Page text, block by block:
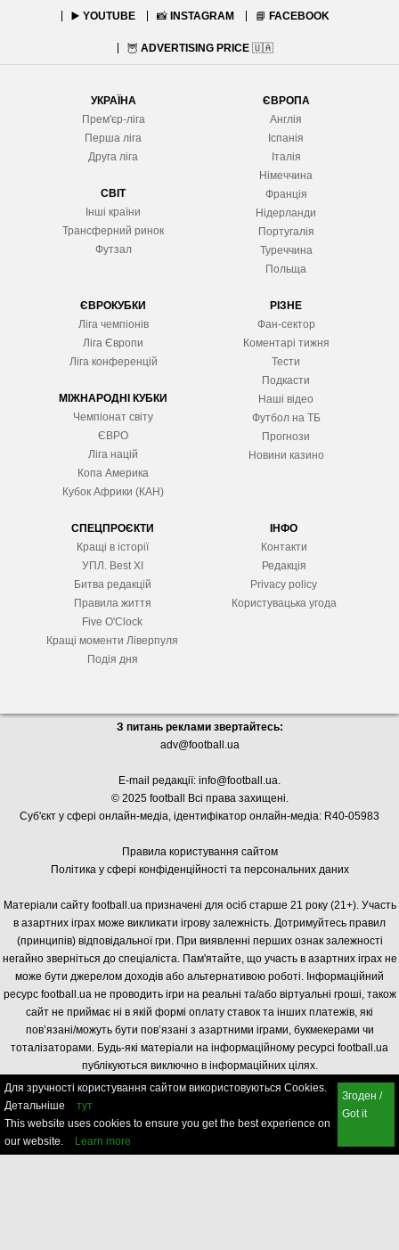
▶️ YOUTUBE 📸 INSTAGRAM 📘 FACEBOOK
🦉 ADVERTISING PRICE 🇺🇦
УКРАЇНА
Прем'єр-ліга
Перша ліга
Друга ліга
СВІТ
Інші країни
Трансферний ринок
Футзал
ЄВРОПА
Англія
Іспанія
Італія
Німеччина
Франція
Нідерланди
Португалія
Туреччина
Польща
ЄВРОКУБКИ
Ліга чемпіонів
Ліга Європи
Ліга конференцій
МІЖНАРОДНІ КУБКИ
Чемпіонат світу
ЄВРО
Ліга націй
Копа Америка
Кубок Африки (КАН)
РІЗНЕ
Фан-сектор
Коментарі тижня
Тести
Подкасти
Наші відео
Футбол на ТБ
Прогнози
Новини казино
СПЕЦПРОЄКТИ
Кращі в історії
УПЛ. Best XІ
Битва редакцій
Правила життя
Five O'Clock
Кращі моменти Ліверпуля
Подія дня
ІНФО
Контакти
Редакція
Privacy policy
Користувацька угода
З питань реклами звертайтесь:
adv@football.ua
E-mail редакції: info@football.ua.
© 2025 football Всі права захищені.
Суб'єкт у сфері онлайн-медіа, ідентифікатор онлайн-медіа: R40-05983
Правила користування сайтом
Політика у сфері конфіденційності та персональних даних
Матеріали сайту football.ua призначені для осіб старше 21 року (21+). Участь
в азартних іграх може викликати ігрову залежність. Дотримуйтесь правил
(принципів) відповідальної гри. При виявленні перших ознак залежності
негайно зверніться до спеціаліста. Пам'ятайте, що участь в азартних іграх не
може бути джерелом доходів або альтернативою роботі. Інформаційний
ресурс football.ua не проводить ігри на реальні та/або віртуальні гроші, також
сайт не приймає ні в якій формі оплату ставок та інших платежів, які
пов’язані/можуть бути пов’язані з азартними іграми, букмекерами чи
тоталізаторами. Будь-які матеріали на інформаційному ресурсі football.ua
публікуються виключно в інформаційних цілях.
Для зручності користування сайтом використовуються Cookies.
Детальніше
тут
This website uses cookies to ensure you get the best experience on
our website.
Learn more
Згоден /
Got it